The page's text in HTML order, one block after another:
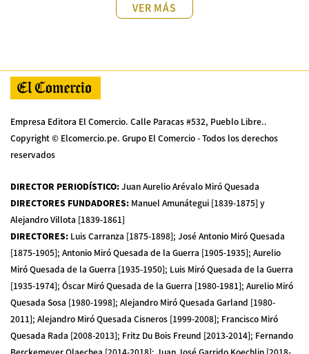
VER MÁS
Empresa Editora El Comercio. Calle Paracas #532, Pueblo Libre..
Copyright © Elcomercio.pe. Grupo El Comercio - Todos los derechos
reservados
DIRECTOR PERIODÍSTICO:Juan Aurelio Arévalo Miró Quesada
DIRECTORES FUNDADORES: Manuel Amunátegui [1839-1875] y
Alejandro Villota [1839-1861]
DIRECTORES: Luis Carranza [1875-1898]; José Antonio Miró Quesada
[1875-1905]; Antonio Miró Quesada de la Guerra [1905-1935]; Aurelio
Miró Quesada de la Guerra [1935-1950]; Luis Miró Quesada de la Guerra
[1935-1974]; Óscar Miró Quesada de la Guerra [1980-1981]; Aurelio Miró
Quesada Sosa [1980-1998]; Alejandro Miró Quesada Garland [1980-
2011]; Alejandro Miró Quesada Cisneros [1999-2008]; Francisco Miró
Quesada Rada [2008-2013]; Fritz Du Bois Freund [2013-2014]; Fernando
Berckemeyer Olaechea [2014-2018]; Juan José Garrido Koechlin [2018-